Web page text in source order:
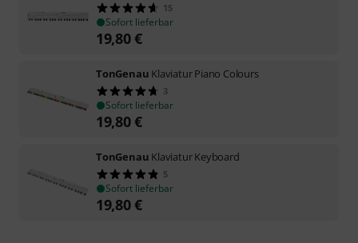
15
Sofort lieferbar
19,80€
TonGenau Klaviatur Piano Colours
3
Sofort lieferbar
19,80€
TonGenau Klaviatur Keyboard
5
Sofort lieferbar
19,80€